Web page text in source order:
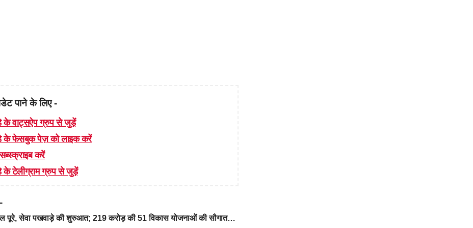
पाने के लिए -
के वाट्सऐप ग्रुप से जुड़ें
के फेसबुक पेज़ को लाइक करें
करें
के टेलीग्राम ग्रुप से जुड़ें
पूरे, सेवा पखवाड़े की शुरुआत; 219 करोड़ की 51 विकास योजनाओं की सौगात…